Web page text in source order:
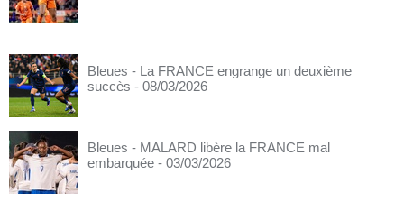
Bleues - La FRANCE engrange un deuxième
succès - 08/03/2026
Bleues - MALARD libère la FRANCE mal
embarquée - 03/03/2026